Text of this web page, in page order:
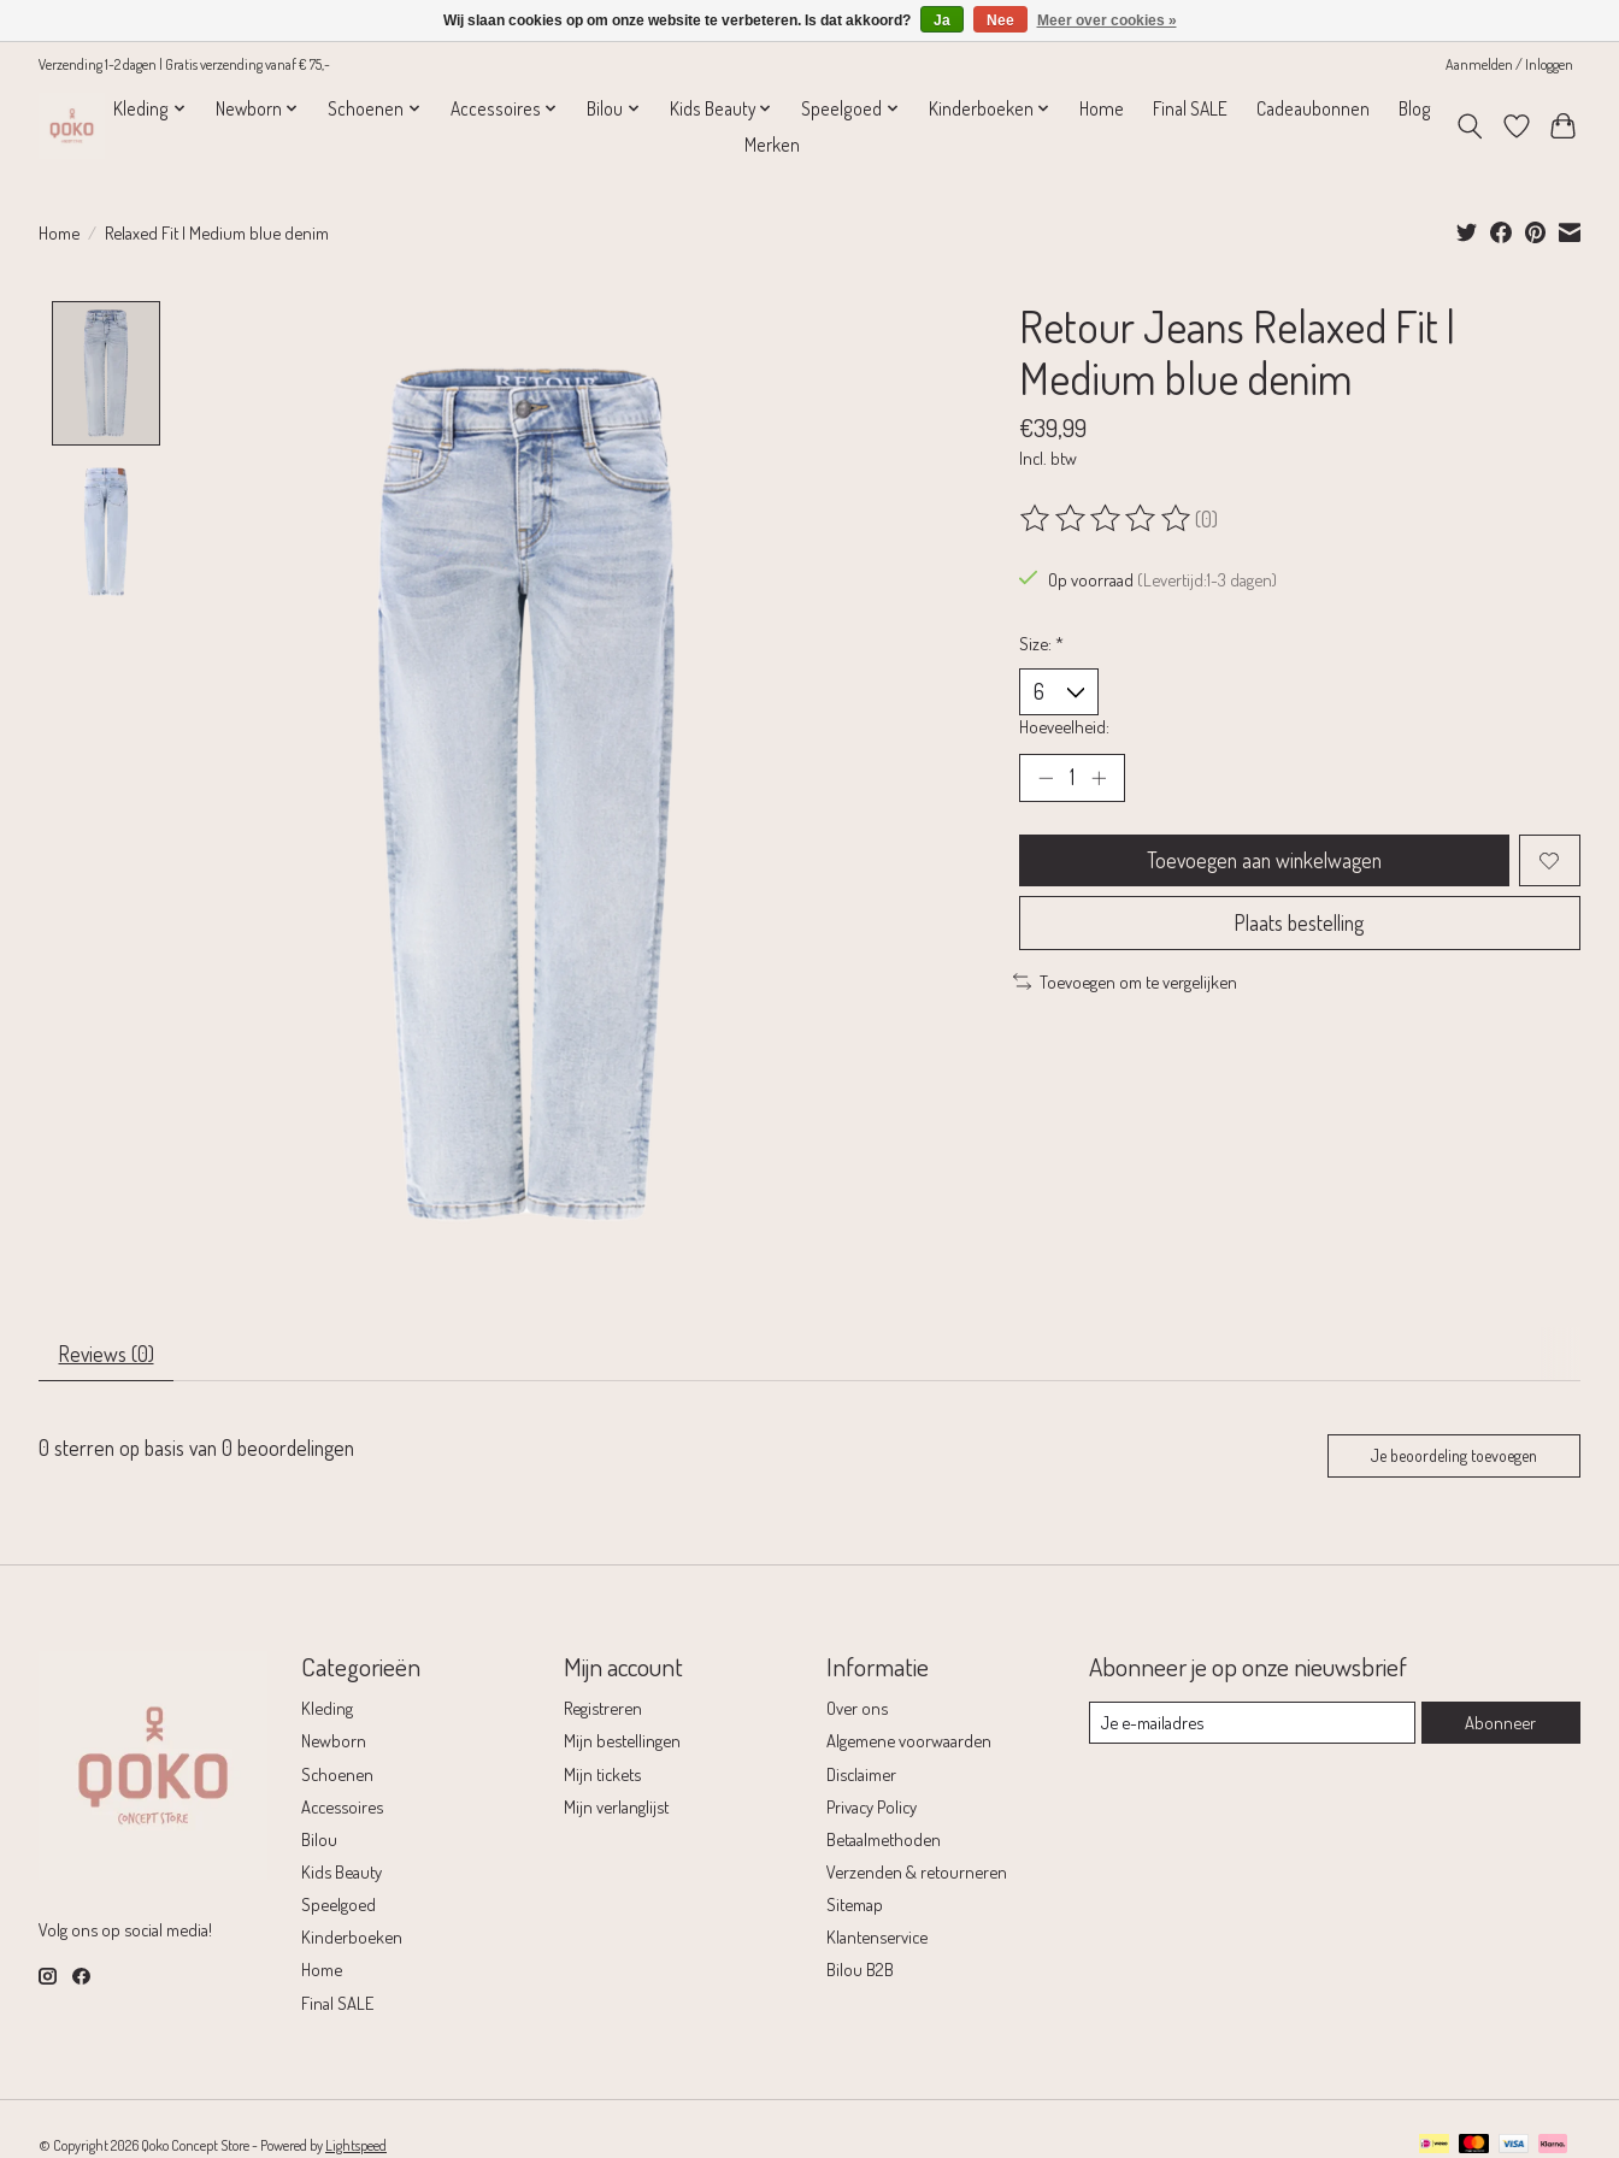
Verzending 1-2 dagen | Gratis verzending vanaf € 75,- Aanmelden / Inloggen
Kleding Newborn Schoenen Accessoires Bilou Kids Beauty Speelgoed Kinderboeken Home Final SALE Cadeaubonnen
Blog
Merken
Home / Relaxed Fit | Medium blue denim
Retour Jeans Relaxed Fit |
Medium blue denim
€39,99
Incl. btw
De beoordeling van dit product is
(0)
Op voorraad (Levertijd:1-3 dagen)
Size: *
Hoeveelheid:
Toevoegen aan winkelwagen
Plaats bestelling
Toevoegen om te vergelijken
Reviews (0)
0 sterren op basis van 0 beoordelingen Je beoordeling toevoegen
Volg ons op social media!
Categorieën
Kleding
Newborn
Schoenen
Accessoires
Bilou
Kids Beauty
Speelgoed
Kinderboeken
Home
Final SALE
Mijn account
Registreren
Mijn bestellingen
Mijn tickets
Mijn verlanglijst
Informatie
Over ons
Algemene voorwaarden
Disclaimer
Privacy Policy
Betaalmethoden
Verzenden & retourneren
Sitemap
Klantenservice
Bilou B2B
Abonneer je op onze nieuwsbrief
Abonneer
© Copyright 2026 Qoko Concept Store - Powered byLightspeed
Wij slaan cookies op om onze website te verbeteren. Is dat akkoord? Ja Nee Meer over cookies »